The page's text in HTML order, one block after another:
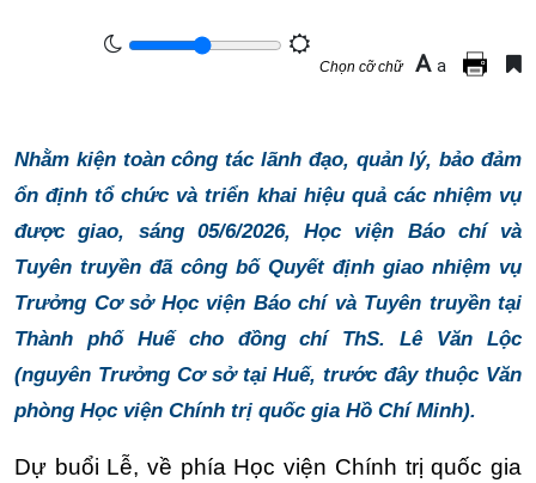
Chọn cỡ chữ A a
Nhằm kiện toàn công tác lãnh đạo, quản lý, bảo đảm
ổn định tổ chức và triển khai hiệu quả các nhiệm vụ
được giao, sáng 05/6/2026, Học viện Báo chí và
Tuyên truyền đã công bố Quyết định giao nhiệm vụ
Trưởng Cơ sở Học viện Báo chí và Tuyên truyền tại
Thành phố Huế cho đồng chí ThS. Lê Văn Lộc
(nguyên Trưởng Cơ sở tại Huế, trước đây thuộc Văn
phòng Học viện Chính trị quốc gia Hồ Chí Minh).
Dự buổi Lễ, về phía Học viện Chính trị quốc gia